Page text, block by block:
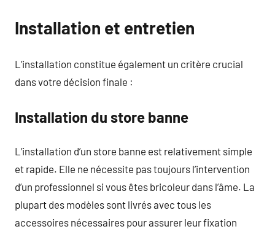
Installation et entretien
L’installation constitue également un critère crucial
dans votre décision finale :
Installation du store banne
L’installation d’un store banne est relativement simple
et rapide. Elle ne nécessite pas toujours l’intervention
d’un professionnel si vous êtes bricoleur dans l’âme. La
plupart des modèles sont livrés avec tous les
accessoires nécessaires pour assurer leur fixation